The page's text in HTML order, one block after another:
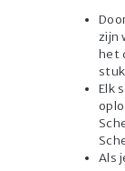
zijn
het
Elk
Als